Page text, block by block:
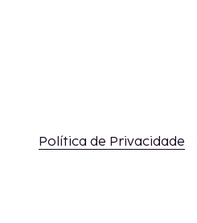
Política de Privacidade